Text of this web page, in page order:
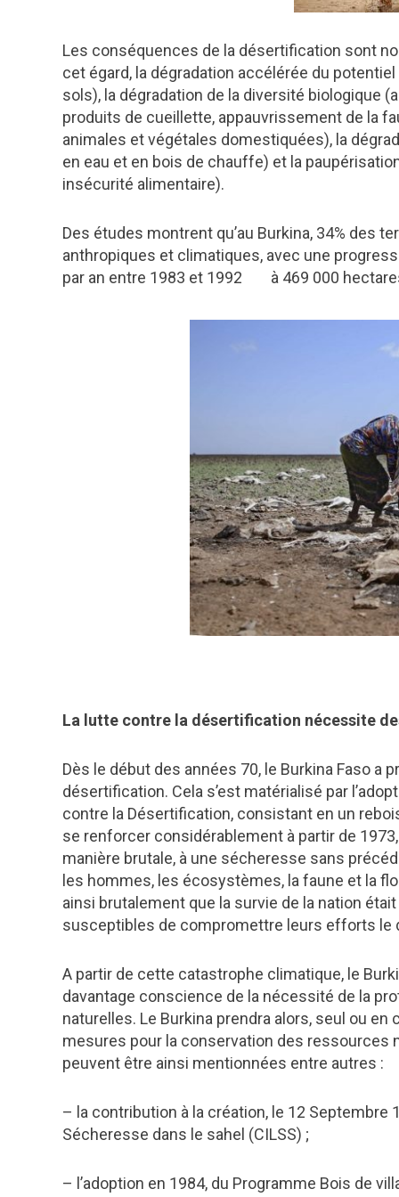
Les conséquences de la désertification sont
cet égard, la dégradation accélérée du
sols), la dégradation de la diversité biologique
produits de cueillette, appauvrissement de la
animales et végétales domestiquées), la
en eau et en bois de chauffe) et la
insécurité alimentaire).
Des études montrent qu’au Burkina, 34% des
anthropiques et climatiques, avec une
par an entre 1983 et 1992 à 469 000
La lutte contre la désertification nécessite
Dès le début des années 70, le Burkina Faso
désertification. Cela s’est matérialisé par
contre la Désertification, consistant en un
se renforcer considérablement à partir de
manière brutale, à une sécheresse sans
les hommes, les écosystèmes, la faune et la
ainsi brutalement que la survie de la nation
susceptibles de compromettre leurs efforts le
A partir de cette catastrophe climatique, le
davantage conscience de la nécessité de la
naturelles. Le Burkina prendra alors, seul ou
mesures pour la conservation des ressources
peuvent être ainsi mentionnées entre autres :
– la contribution à la création, le 12
Sécheresse dans le sahel (CILSS) ;
– l’adoption en 1984, du Programme Bois de